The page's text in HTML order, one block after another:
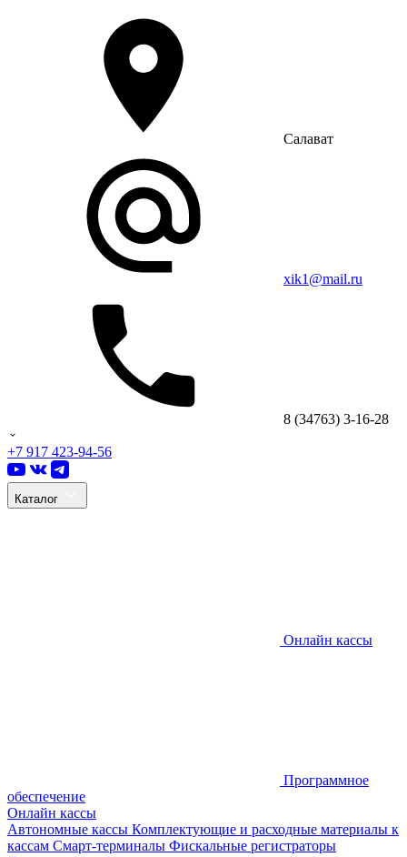
Салават
xik1@mail.ru
8 (34763) 3-16-28
+7 917 423-94-56
Каталог
Онлайн кассы
Программное
обеспечение
Онлайн кассы
Автономные кассы Комплектующие и расходные материалы к
кассам Смарт-терминалы Фискальные регистраторы